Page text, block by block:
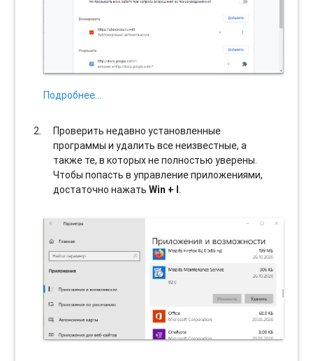
Подробнее…
Проверить недавно установленные
программы и удалить все неизвестные, а
также те, в которых не полностью уверены.
Чтобы попасть в управление приложениями,
достаточно нажатьWin + I.